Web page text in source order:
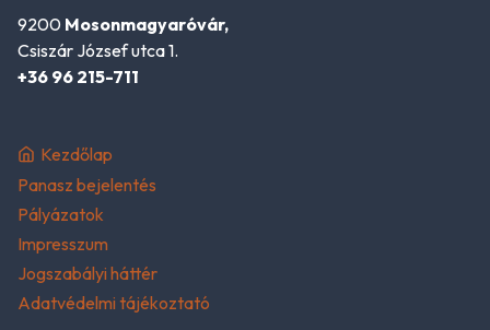
9200 Mosonmagyaróvár,
Csiszár József utca 1.
+36 96 215-711
Kezdőlap
Panasz bejelentés
Pályázatok
Impresszum
Jogszabályi háttér
Adatvédelmi tájékoztató